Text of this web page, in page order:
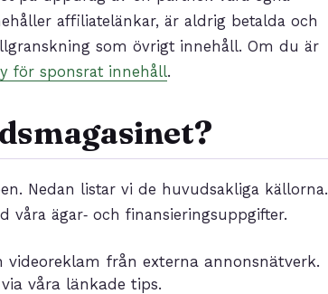
affiliatelänkar, är aldrig betalda och
som övrigt innehåll. Om du är
för sponsrat innehåll.
Nedan listar vi de huvudsakliga källorna.
ägar‑ och finansieringsuppgifter.
videoreklam från externa annonsnätverk.
våra länkade tips.